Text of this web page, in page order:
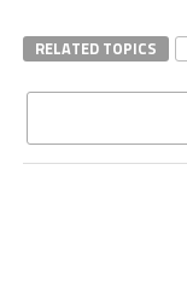
RELATED TOPICS